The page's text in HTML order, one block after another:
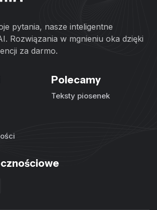
pytania, nasze inteligentne
Rozwiązania w mgnieniu oka dzięki
za darmo.
Polecamy
Teksty piosenek